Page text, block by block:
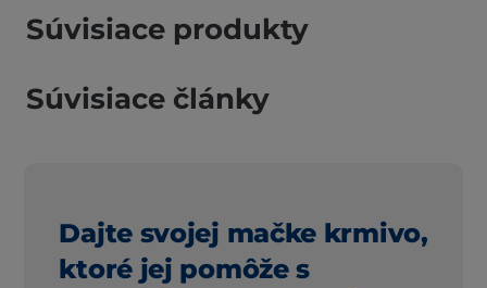
Súvisiace produkty
Súvisiace články
Dajte svojej mačke krmivo,
ktoré jej pomôže s